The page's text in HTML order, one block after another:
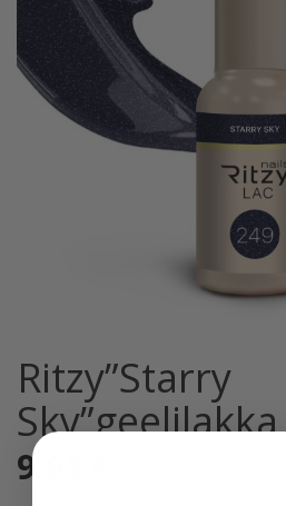
Ritzy”Starry
Sky”geelilakka
9,68